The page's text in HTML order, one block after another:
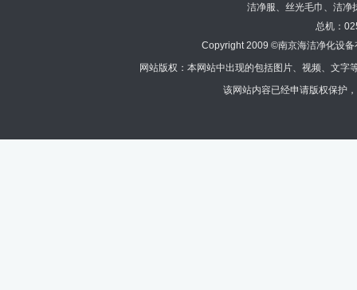
洁净服、丝光毛巾、洁净
总机：
Copyright 2009 ©南京海洁净化设
网站版权：本网站中出现的包括图片、视频、文
该网站内容已经申请版权保护